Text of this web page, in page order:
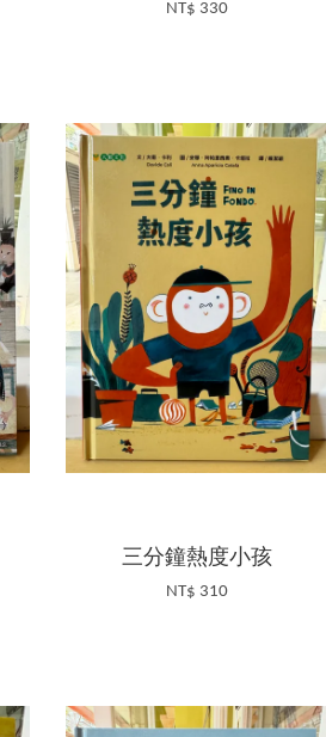
NT$ 330
三分鐘熱度小孩
NT$ 310